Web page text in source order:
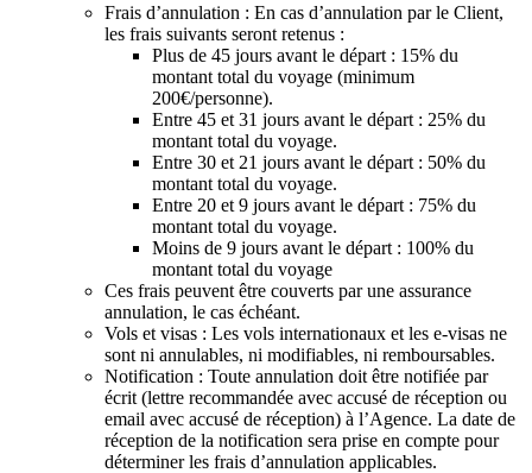
Frais d’annulation : En cas d’annulation par le Client,
les frais suivants seront retenus :
Plus de 45 jours avant le départ : 15% du
montant total du voyage (minimum
200€/personne).
Entre 45 et 31 jours avant le départ : 25% du
montant total du voyage.
Entre 30 et 21 jours avant le départ : 50% du
montant total du voyage.
Entre 20 et 9 jours avant le départ : 75% du
montant total du voyage.
Moins de 9 jours avant le départ : 100% du
montant total du voyage
Ces frais peuvent être couverts par une assurance
annulation, le cas échéant.
Vols et visas : Les vols internationaux et les e-visas ne
sont ni annulables, ni modifiables, ni remboursables.
Notification : Toute annulation doit être notifiée par
écrit (lettre recommandée avec accusé de réception ou
email avec accusé de réception) à l’Agence. La date de
réception de la notification sera prise en compte pour
déterminer les frais d’annulation applicables.